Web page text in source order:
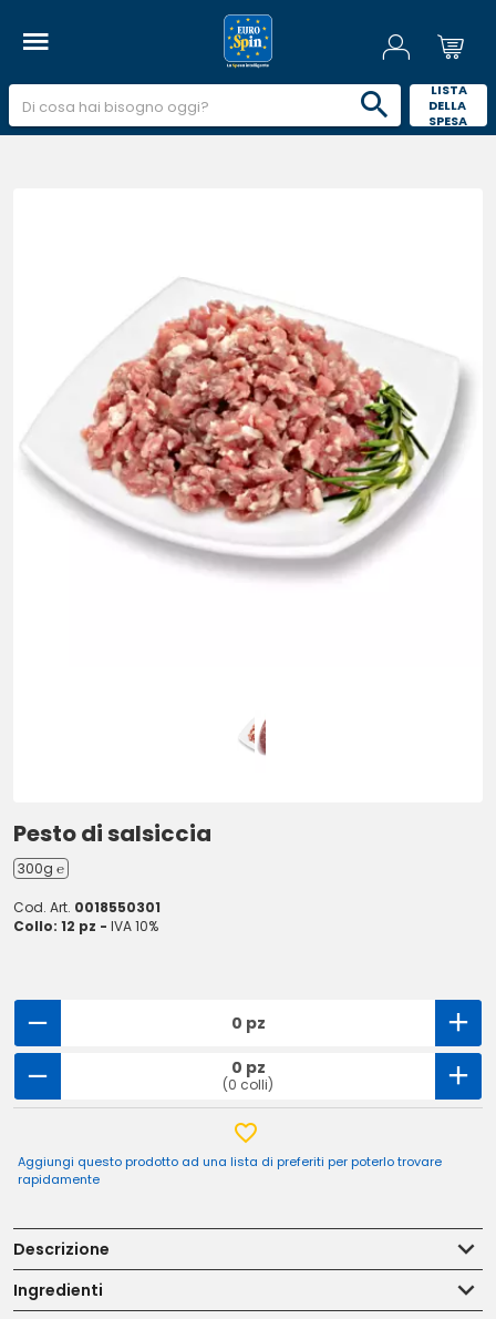
LISTA
DELLA
SPESA
Pesto di salsiccia
300g ℮
Cod. Art. 0018550301
Collo: 12 pz - IVA 10%
0 pz
0 pz
(0 colli)
Aggiungi questo prodotto ad una lista di preferiti per poterlo trovare
rapidamente
Descrizione
Ingredienti